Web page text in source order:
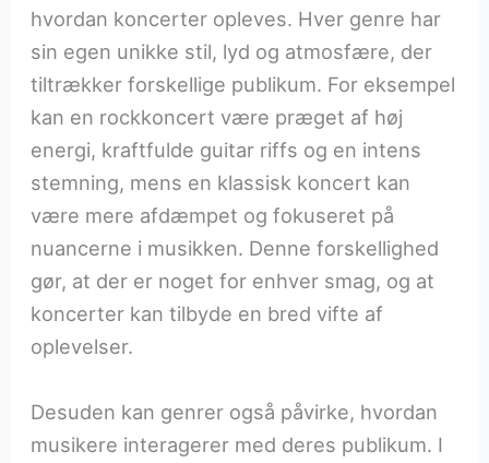
hvordan koncerter opleves. Hver genre har
sin egen unikke stil, lyd og atmosfære, der
tiltrækker forskellige publikum. For eksempel
kan en rockkoncert være præget af høj
energi, kraftfulde guitar riffs og en intens
stemning, mens en klassisk koncert kan
være mere afdæmpet og fokuseret på
nuancerne i musikken. Denne forskellighed
gør, at der er noget for enhver smag, og at
koncerter kan tilbyde en bred vifte af
oplevelser.
Desuden kan genrer også påvirke, hvordan
musikere interagerer med deres publikum. I